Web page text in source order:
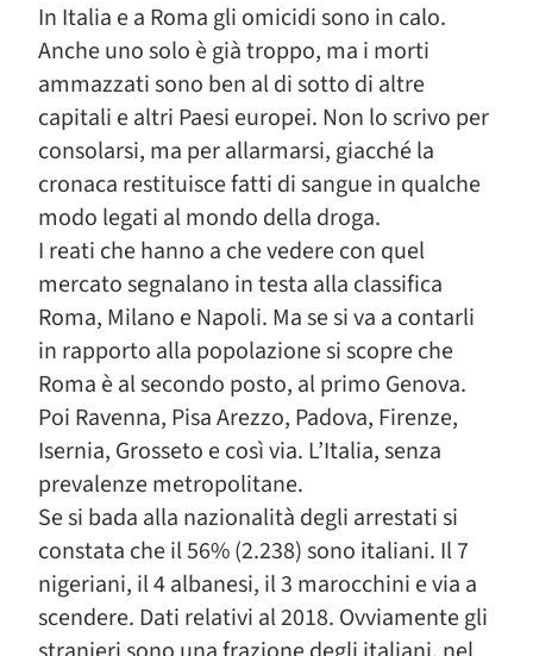
In Italia e a Roma gli omicidi sono in calo.
Anche uno solo è già troppo, ma i morti
ammazzati sono ben al di sotto di altre
capitali e altri Paesi europei. Non lo scrivo per
consolarsi, ma per allarmarsi, giacché la
cronaca restituisce fatti di sangue in qualche
modo legati al mondo della droga.
I reati che hanno a che vedere con quel
mercato segnalano in testa alla classifica
Roma, Milano e Napoli. Ma se si va a contarli
in rapporto alla popolazione si scopre che
Roma è al secondo posto, al primo Genova.
Poi Ravenna, Pisa Arezzo, Padova, Firenze,
Isernia, Grosseto e così via. L’Italia, senza
prevalenze metropolitane.
Se si bada alla nazionalità degli arrestati si
constata che il 56% (2.238) sono italiani. Il 7
nigeriani, il 4 albanesi, il 3 marocchini e via a
scendere. Dati relativi al 2018. Ovviamente gli